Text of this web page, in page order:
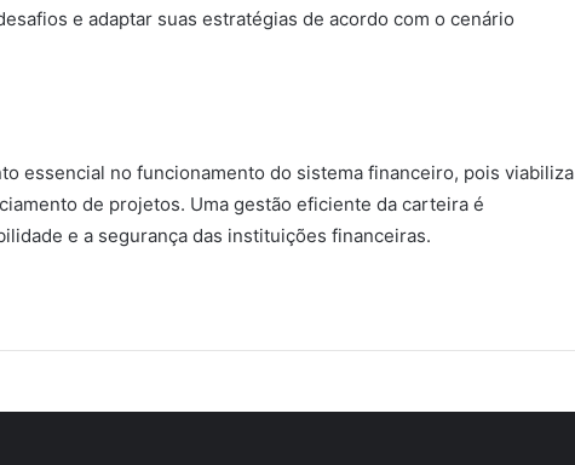
e adaptar suas estratégias de acordo com o cenário
essencial no funcionamento do sistema financeiro, pois viabiliza
de projetos. Uma gestão eficiente da carteira é
e a segurança das instituições financeiras.